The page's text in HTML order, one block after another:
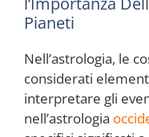
Pianeti
Nell’astrologia, le
considerati
interpretare gli
nell’astrologia